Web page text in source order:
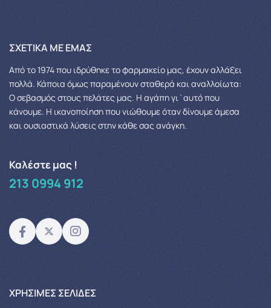
ΣΧΕΤΙΚΆ ΜΕ ΕΜΆΣ
Από το 1974 που ιδρύθηκε το φαρμακείο μας, έχουν αλλάξει
πολλά. Κάποια όμως παραμένουν σταθερά και αναλλοίωτα:
Ο σεβασμός στους πελάτες μας. Η αγάπη γι΄αυτό που
κάνουμε. Η ικανοποίηση που νιώθουμε όταν δίνουμε άμεσα
και ουσιαστικά λύσεις στην κάθε σας ανάγκη.
Καλέστε μας !
213 0994 912
XΡΉΣΙΜΕΣ ΣΕΛΊΔΕΣ